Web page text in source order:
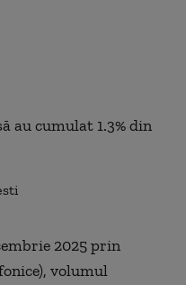
au cumulat 1.3% din
2025 prin
volumul